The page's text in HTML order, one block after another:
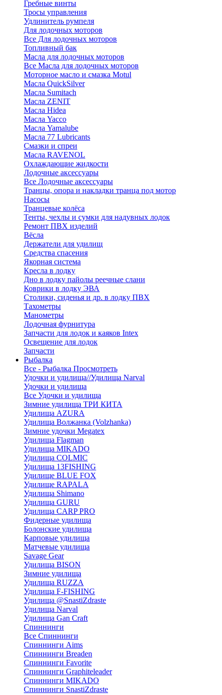
Гребные винты
Тросы управления
Удлинитель румпеля
Для лодочных моторов
Все Для лодочных моторов
Топливный бак
Масла для лодочных моторов
Все Масла для лодочных моторов
Моторное масло и смазка Motul
Масла QuickSilver
Масла Sumitach
Масла ZENIT
Масла Hidea
Масла Yacco
Масла Yamalube
Масла 77 Lubricants
Смазки и спреи
Масла RAVENOL
Охлаждающие жидкости
Лодочные аксессуары
Все Лодочные аксессуары
Транцы, опора и накладки транца под мотор
Насосы
Транцевые колёса
Тенты, чехлы и сумки для надувных лодок
Ремонт ПВХ изделий
Вёсла
Держатели для удилищ
Средства спасения
Якорная система
Кресла в лодку
Дно в лодку пайолы реечные слани
Коврики в лодку ЭВА
Столики, сиденья и др. в лодку ПВХ
Тахометры
Манометры
Лодочная фурнитура
Запчасти для лодок и каяков Intex
Освещение для лодок
Запчасти
Рыбалка
Все - Рыбалка Просмотреть
Удочки и удилища//Удилища Narval
Удочки и удилища
Все Удочки и удилища
Зимние удилища ТРИ КИТА
Удилища AZURA
Удилища Волжанка (Volzhanka)
Зимние удочки Megatex
Удилища Flagman
Удилища MIKADO
Удилища COLMIC
Удилища 13FISHING
Удилище BLUE FOX
Удилище RAPALA
Удилища Shimano
Удилища GURU
Удилища CARP PRO
Фидерные удилища
Болонские удилища
Карповые удилища
Матчевые удилища
Savage Gear
Удилища BISON
Зимние удилища
Удилища RUZZA
Удилища F-FISHING
Удилища @SnastiZdraste
Удилища Narval
Удилища Gan Craft
Спиннинги
Все Спиннинги
Спиннинги Aims
Спиннинги Breaden
Спиннинги Favorite
Спиннинги Graphiteleader
Спиннинги MIKADO
Спиннинги SnastiZdraste